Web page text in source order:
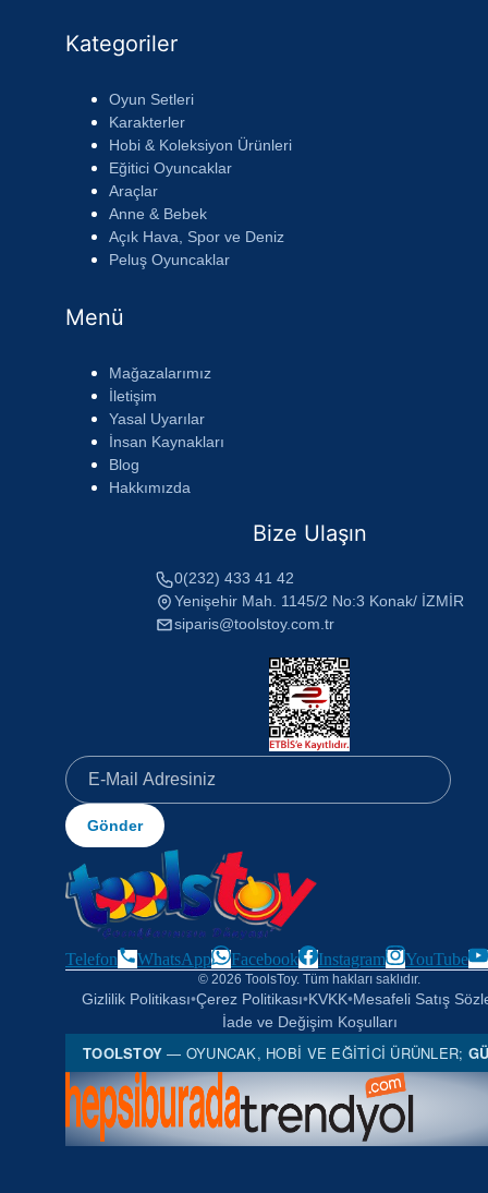
Kategoriler
Oyun Setleri
Karakterler
Hobi & Koleksiyon Ürünleri
Eğitici Oyuncaklar
Araçlar
Anne & Bebek
Açık Hava, Spor ve Deniz
Peluş Oyuncaklar
Menü
Mağazalarımız
İletişim
Yasal Uyarılar
İnsan Kaynakları
Blog
Hakkımızda
Bize Ulaşın
0(232) 433 41 42
Yenişehir Mah. 1145/2 No:3 Konak/ İZMİR
siparis@toolstoy.com.tr
Gönder
Telefon WhatsApp Facebook Instagram YouTube
© 2026 ToolsToy. Tüm hakları saklıdır.
Gizlilik Politikası•Çerez Politikası•KVKK•Mesafeli Satış
İade ve Değişim Koşulları
TOOLSTOY — OYUNCAK, HOBI VE EĞITICI ÜRÜNLER;